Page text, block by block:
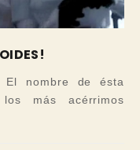
El nombre de ésta
más acérrimos